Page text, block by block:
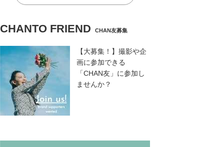
CHANTO FRIEND CHAN友募集
【大募集！】撮影や企
画に参加できる
「CHAN友」に参加し
ませんか？